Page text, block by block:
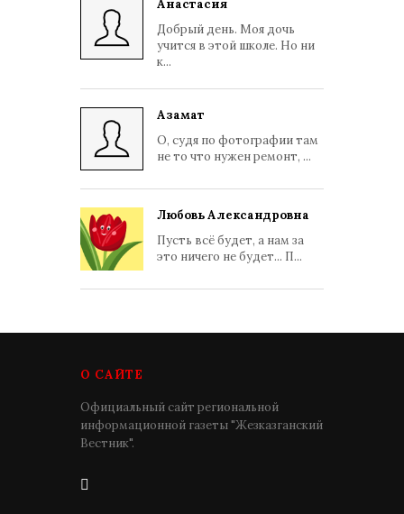
Анастасия
Добрый день. Моя дочь
учится в этой школе. Но ни
к...
Азамат
О, судя по фотографии там
не то что нужен ремонт, ...
Любовь Александровна
Пусть всё будет, а нам за
это ничего не будет... П...
О САЙТЕ
Официальный сайт региональной
информационной газеты "Жезказганский
Вестник".